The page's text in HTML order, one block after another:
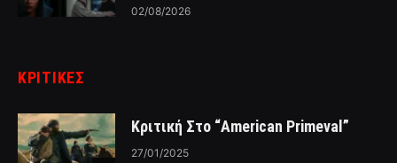
02/08/2026
ΚΡΙΤΙΚΈΣ
Κριτική Στο “American Primeval”
27/01/2025